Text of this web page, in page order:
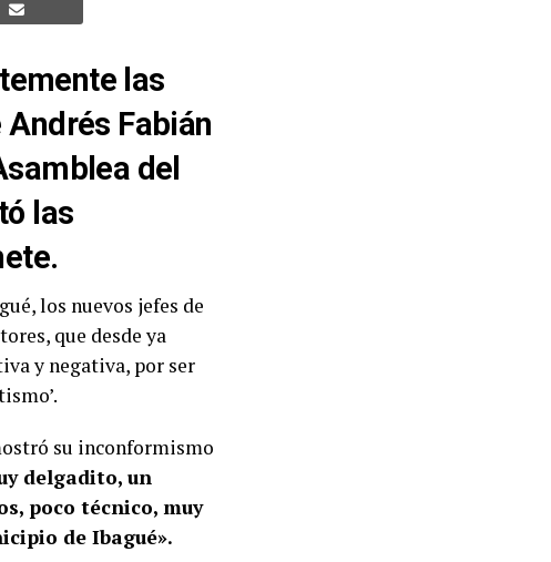
las
Fabián
del
las
los nuevos jefes de
que desde ya
y negativa, por ser
su inconformismo
delgadito, un
poco técnico, muy
de Ibagué».